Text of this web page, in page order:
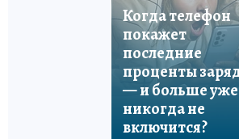
Когда телефон
покажет
последние
проценты
— и больше уже
никогда не
включится?